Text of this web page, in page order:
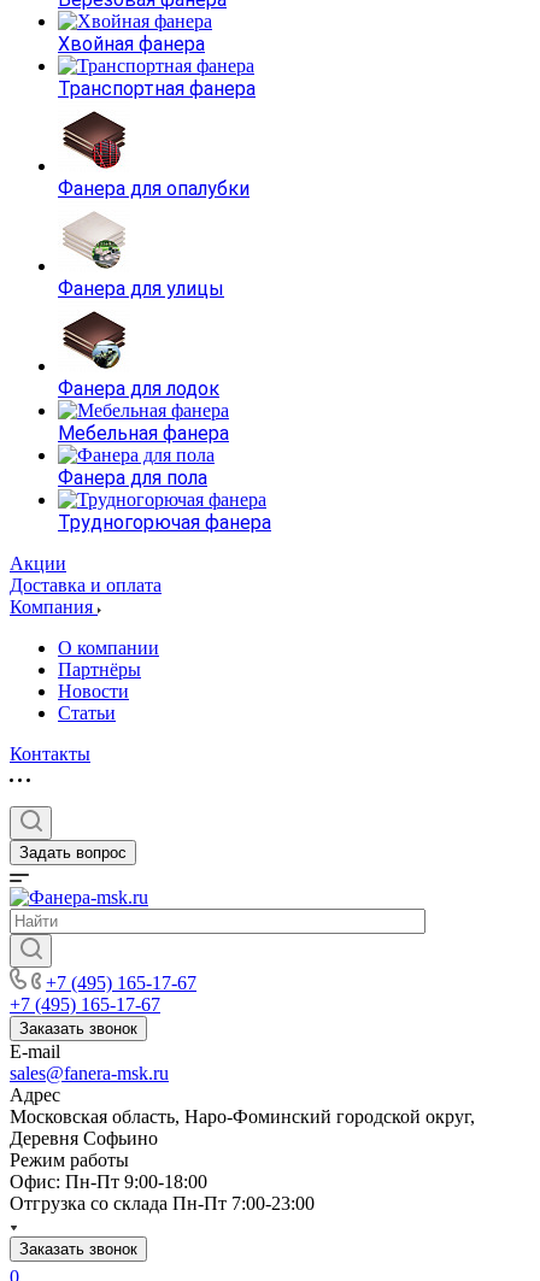
Хвойная фанера
Транспортная фанера
Фанера для опалубки
Фанера для улицы
Фанера для лодок
Мебельная фанера
Фанера для пола
Трудногорючая фанера
Акции
Доставка и оплата
Компания
О компании
Партнёры
Новости
Статьи
Контакты
Задать вопрос
+7 (495) 165-17-67
+7 (495) 165-17-67
Заказать звонок
E-mail
sales@fanera-msk.ru
Адрес
Московская область, Наро-Фоминский городской округ,
Деревня Софьино
Режим работы
Офис: Пн-Пт 9:00-18:00
Отгрузка со склада Пн-Пт 7:00-23:00
Заказать звонок
0